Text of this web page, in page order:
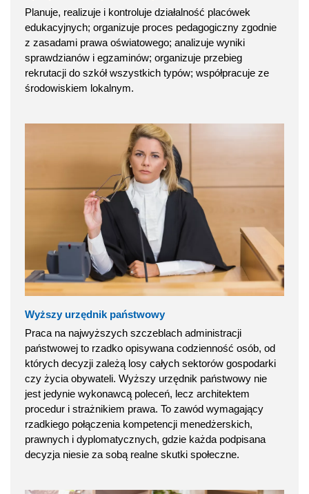
Planuje, realizuje i kontroluje działalność placówek
edukacyjnych; organizuje proces pedagogiczny zgodnie
z zasadami prawa oświatowego; analizuje wyniki
sprawdzianów i egzaminów; organizuje przebieg
rekrutacji do szkół wszystkich typów; współpracuje ze
środowiskiem lokalnym.
Wyższy urzędnik państwowy
Praca na najwyższych szczeblach administracji
państwowej to rzadko opisywana codzienność osób, od
których decyzji zależą losy całych sektorów gospodarki
czy życia obywateli. Wyższy urzędnik państwowy nie
jest jedynie wykonawcą poleceń, lecz architektem
procedur i strażnikiem prawa. To zawód wymagający
rzadkiego połączenia kompetencji menedżerskich,
prawnych i dyplomatycznych, gdzie każda podpisana
decyzja niesie za sobą realne skutki społeczne.